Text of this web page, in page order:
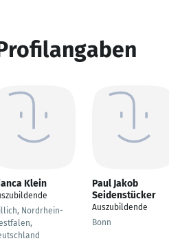
Klein
Nordrhein-
Paul Jakob
Seidenstücker
Auszubildende
Bonn